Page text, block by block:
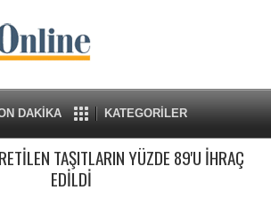
DAKİKA KATEGORİLER
TAŞITLARIN YÜZDE 89'U İHRAÇ
EDİLDİ